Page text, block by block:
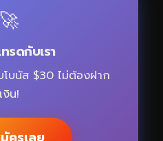
🚀
รดกับเรา
บนัส $30 ไม่ต้องฝาก
เงิน!